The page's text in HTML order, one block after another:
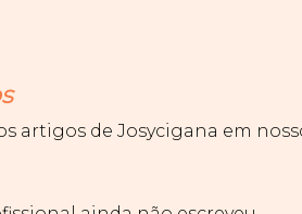
artigos de Josycigana em